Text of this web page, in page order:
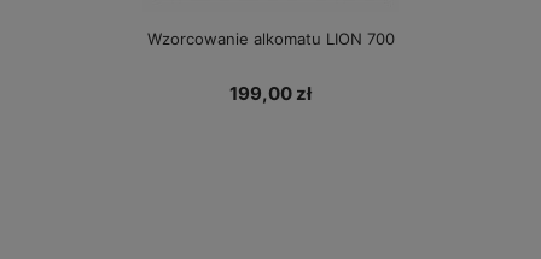
Wzorcowanie alkomatu LION 700
199,00 zł